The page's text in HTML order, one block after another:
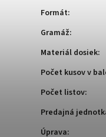
Formát:
Gramáž:
Materiál dosiek:
Počet kusov v
Počet listov:
Predajná
Úprava: